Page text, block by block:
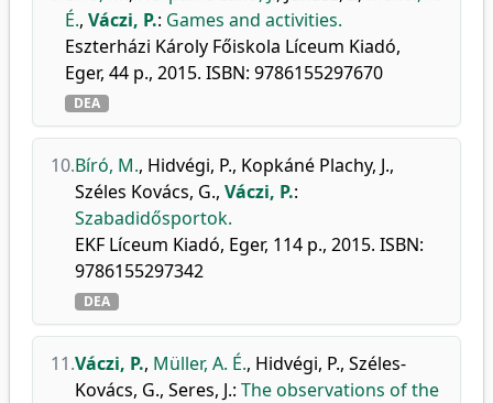
É., Váczi, P.: Games and activities.
Eszterházi Károly Főiskola Líceum Kiadó,
Eger, 44 p., 2015. ISBN: 9786155297670
DEA
10.Bíró, M., Hidvégi, P., Kopkáné Plachy, J.,
Széles Kovács, G., Váczi, P.:
Szabadidősportok.
EKF Líceum Kiadó, Eger, 114 p., 2015. ISBN:
9786155297342
DEA
11.Váczi, P., Müller, A. É., Hidvégi, P., Széles-
Kovács, G., Seres, J.: The observations of the